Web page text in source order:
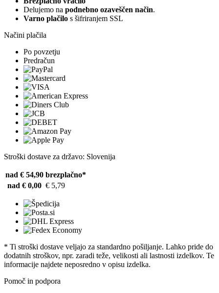
Delujemo na podnebno ozaveščen način.
Varno plačilo s šifriranjem SSL
Načini plačila
Po povzetju
Predračun
Stroški dostave za državo: Slovenija
nad € 54,90 brezplačno*
nad € 0,00 € 5,79
* Ti stroški dostave veljajo za standardno pošiljanje. Lahko pride do
dodatnih stroškov, npr. zaradi teže, velikosti ali lastnosti izdelkov. Te
informacije najdete neposredno v opisu izdelka.
Pomoč in podpora